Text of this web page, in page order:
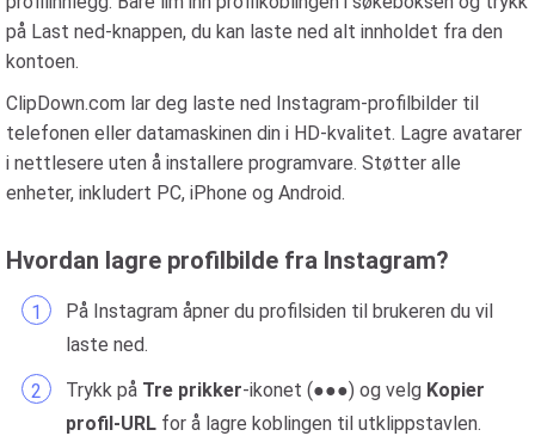
på Last ned-knappen, du kan laste ned alt innholdet fra den
kontoen.
ClipDown.com lar deg laste ned Instagram-profilbilder til
telefonen eller datamaskinen din i HD-kvalitet. Lagre avatarer
i nettlesere uten å installere programvare. Støtter alle
enheter, inkludert PC, iPhone og Android.
Hvordan lagre profilbilde fra Instagram?
På Instagram åpner du profilsiden til brukeren du vil
laste ned.
Trykk på Tre prikker-ikonet (●●●) og velg Kopier
profil-URL for å lagre koblingen til utklippstavlen.